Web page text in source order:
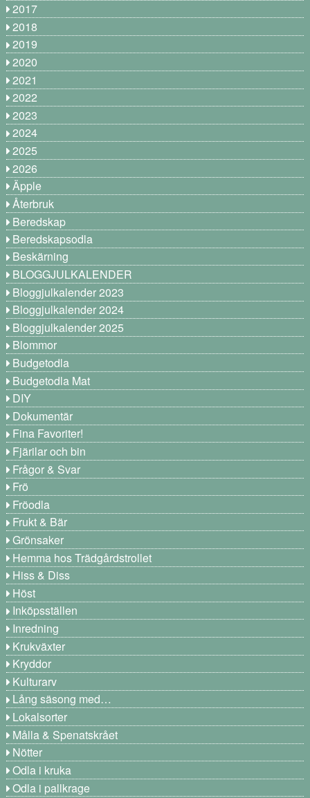
2017
2018
2019
2020
2021
2022
2023
2024
2025
2026
Äpple
Återbruk
Beredskap
Beredskapsodla
Beskärning
BLOGGJULKALENDER
Bloggjulkalender 2023
Bloggjulkalender 2024
Bloggjulkalender 2025
Blommor
Budgetodla
Budgetodla Mat
DIY
Dokumentär
Fina Favoriter!
Fjärilar och bin
Frågor & Svar
Frö
Fröodla
Frukt & Bär
Grönsaker
Hemma hos Trädgårdstrollet
Hiss & Diss
Höst
Inköpsställen
Inredning
Krukväxter
Kryddor
Kulturarv
Lång säsong med…
Lokalsorter
Målla & Spenatskrået
Nötter
Odla i kruka
Odla i pallkrage